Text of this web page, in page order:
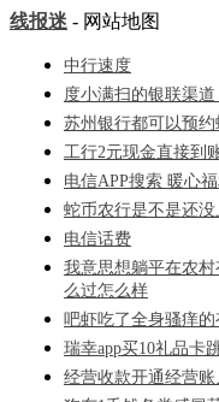
线报迷 - 网站地图
中行速度
度小满扫的银联渠道
苏州银行都可以预约
工行2元现金直接到
电信APP搜索 暖心福
蛇币农行是不是还没
电信话费
我意思想躺平在农
么过怎么样
吧虾吃了全身骚痒的
瑞幸app买10礼品卡
经营收款开通经营